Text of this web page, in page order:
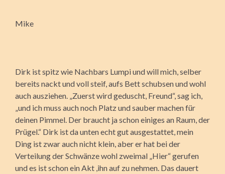
Mike
Dirk ist spitz wie Nachbars Lumpi und will mich, selber
bereits nackt und voll steif, aufs Bett schubsen und wohl
auch ausziehen. „Zuerst wird geduscht, Freund“, sag ich,
„und ich muss auch noch Platz und sauber machen für
deinen Pimmel. Der braucht ja schon einiges an Raum, der
Prügel.“ Dirk ist da unten echt gut ausgestattet, mein
Ding ist zwar auch nicht klein, aber er hat bei der
Verteilung der Schwänze wohl zweimal „Hier“ gerufen
und es ist schon ein Akt ,ihn auf zu nehmen. Das dauert